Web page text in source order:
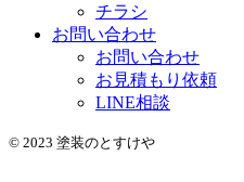
チラシ
お問い合わせ
お問い合わせ
お見積もり依頼
LINE相談
© 2023 塗装のとすけや